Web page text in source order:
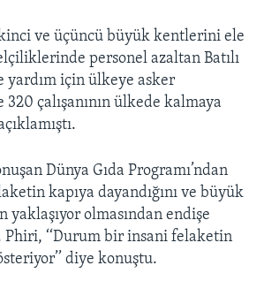
ve üçüncü büyük kentlerini ele
personel azaltan Batılı
için ülkeye asker
çalışanının ülkede kalmaya
Dünya Gıda Programı’ndan
kapıya dayandığını ve büyük
yaklaşıyor olmasından endişe
‘‘Durum bir insani felaketin
diye konuştu.